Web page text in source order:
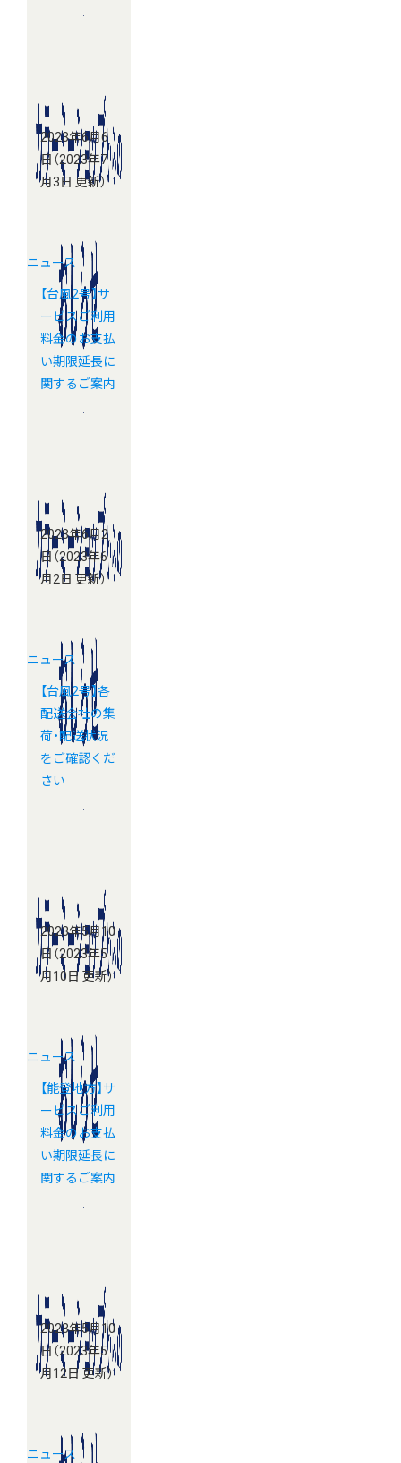
2023年6月6
日 （2023年7
月3日 更新）
ニュース
【台風2号】サ
ービスご利用
料金のお支払
い期限延長に
関するご案内
2023年6月2
日 （2023年6
月2日 更新）
ニュース
【台風2号】各
配送会社の集
荷・配送状況
をご確認くだ
さい
2023年5月10
日 （2023年5
月10日 更新）
ニュース
【能登地方】サ
ービスご利用
料金のお支払
い期限延長に
関するご案内
2023年5月10
日 （2023年5
月12日 更新）
ニュース